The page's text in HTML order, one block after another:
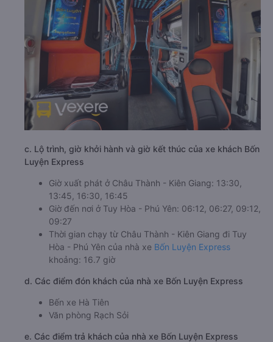
c. Lộ trình, giờ khởi hành và giờ kết thúc của xe khách Bốn
Luyện Express
Giờ xuất phát ở Châu Thành - Kiên Giang: 13:30,
13:45, 16:30, 16:45
Giờ đến nơi ở Tuy Hòa - Phú Yên: 06:12, 06:27, 09:12,
09:27
Thời gian chạy từ Châu Thành - Kiên Giang đi Tuy
Hòa - Phú Yên của nhà xe Bốn Luyện Express
khoảng: 16.7 giờ
d. Các điểm đón khách của nhà xe Bốn Luyện Express
Bến xe Hà Tiên
Văn phòng Rạch Sỏi
e. Các điểm trả khách của nhà xe Bốn Luyện Express